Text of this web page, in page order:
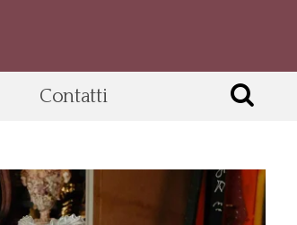
Contatti